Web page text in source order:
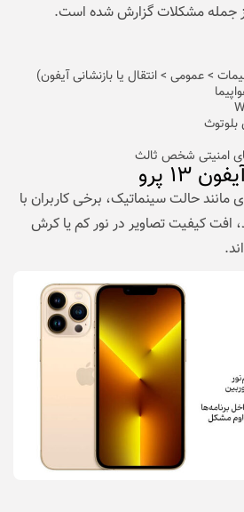
از جمله مشکلات گزارش شده است.
> عمومی > انتقال یا بازنشانی آیفون)
امنیتی شخص ثالث
پرو
مانند حالت سینماتیک، برخی کاربران با
کیفیت تصاویر در نور کم یا کرش